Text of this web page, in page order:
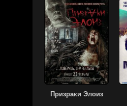
Призраки Элоиз